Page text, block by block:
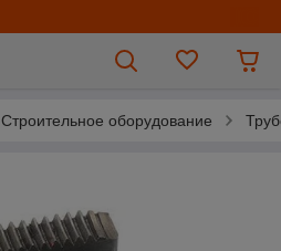
Строительное оборудование